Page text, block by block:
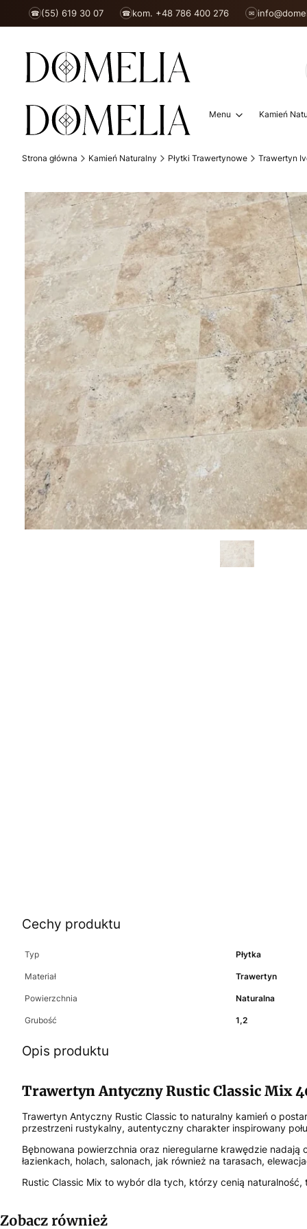
☎ (55) 619 30 07 ☎ kom. +48 786 400 276 ✉
Menu Kamień
Strona główna Kamień Naturalny Płytki Trawertynowe Trawertyn
Cechy produktu
Typ Płytka
Materiał Trawertyn
Powierzchnia Naturalna
Grubość 1,2
Opis produktu
Trawertyn Antyczny Rustic Classic Mix
Trawertyn Antyczny Rustic Classic to naturalny kamień o
przestrzeni rustykalny, autentyczny charakter inspirowany
Bębnowana powierzchnia oraz nieregularne krawędzie
łazienkach, holach, salonach, jak również na tarasach,
Rustic Classic Mix to wybór dla tych, którzy cenią
Zobacz również